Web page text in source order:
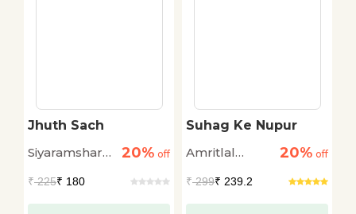
Jhuth Sach
Siyaramsharan
20% off
₹225₹ 180
Suhag Ke Nupur
Amritlal
20% off
₹299₹ 239.2